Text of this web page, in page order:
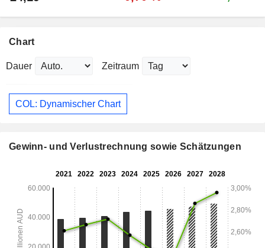
Chart
Dauer Zeitraum
COL: Dynamischer Chart
Gewinn- und Verlustrechnung sowie Schätzungen